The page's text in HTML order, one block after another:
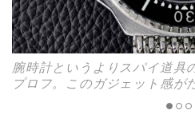
腕時計というよりスパイ道具
プロフ。このガジェット感が